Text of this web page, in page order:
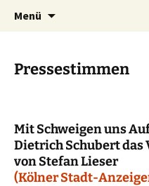
Schubertfilm
Die Filmproduktion
Menü
Pressestimmen
Mit Schweigen uns
Dietrich Schubert das
von Stefan Lieser
(Kölner Stadt-